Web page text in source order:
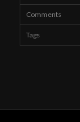
Comments
Tags